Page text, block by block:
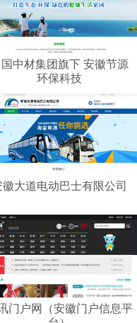
国中材集团旗下 安徽节源
环保科技
徽大道电动巴士有限公司
门户网（安徽门户信息平